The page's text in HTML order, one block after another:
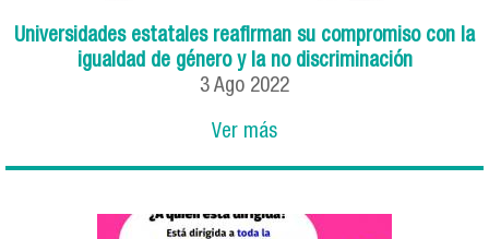
Universidades estatales reafirman su compromiso con la
igualdad de género y la no discriminación
3 Ago 2022
Ver más